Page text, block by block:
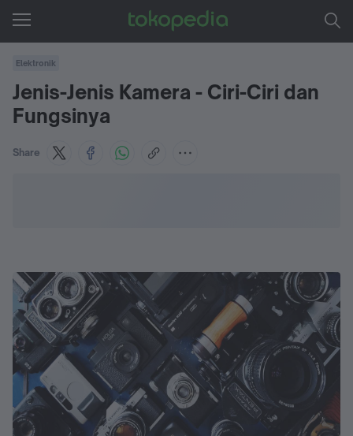
Elektronik
Jenis-Jenis Kamera - Ciri-Ciri dan
Fungsinya
Share